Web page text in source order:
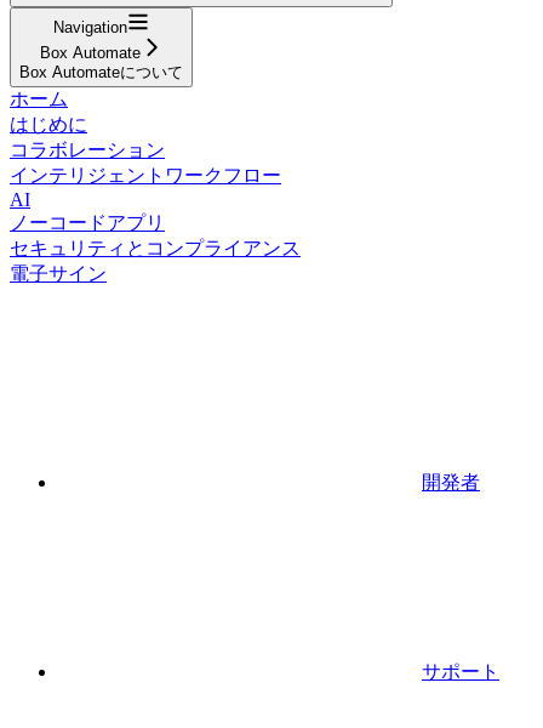
Navigation
Box Automate
Box Automateについて
ホーム
はじめに
コラボレーション
インテリジェントワークフロー
AI
ノーコードアプリ
セキュリティとコンプライアンス
電子サイン
開発者
サポート